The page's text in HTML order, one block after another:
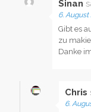
Sinan
6. August
Gibt es
zu
Danke
Chris
6.